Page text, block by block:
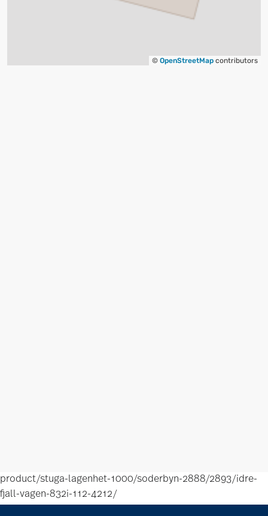
© OpenStreetMap contributors
product/stuga-lagenhet-1000/soderbyn-2888/2893/idre-
fjall-vagen-832i-112-4212/